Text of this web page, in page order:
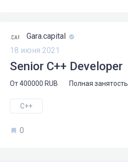
Gara.capital
18 июня 2021
Senior C++ Developer
От400000 RUB Полная занятость
C++
0